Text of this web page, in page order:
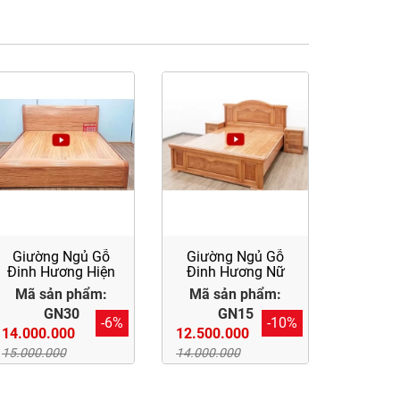
Giường Ngủ Gỗ
Đinh Hương Hiện
Đại
Mã sản phẩm:
GN30
14.000.000
15.000.000
-6%
Giường Ngủ Gỗ
Đinh Hương Nữ
Hoàng
Mã sản phẩm:
GN15
12.500.000
14.000.000
-10%